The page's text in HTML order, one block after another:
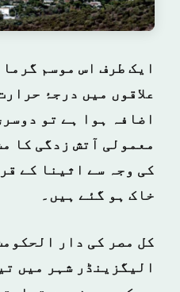
ایک طرف اس موسم
علاقوں میں درجۂ
اضافہ ہوا ہے تو
معمولی آتش زدگی کا
کی وجہ سے اثینا کے
خاک ہو گئے ہیں۔
کل مصر کی دار
الیگزینڈر شہر میں